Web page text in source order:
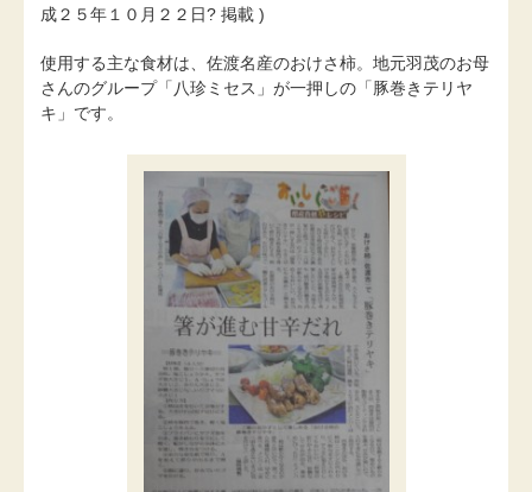
成２５年１０月２２日? 掲載 )
使用する主な食材は、佐渡名産のおけさ柿。地元羽茂のお母
さんのグループ「八珍ミセス」が一押しの「豚巻きテリヤ
キ」です。